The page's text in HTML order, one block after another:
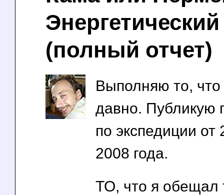
(полный отчет)
Выполняю то,
давно. Публикую
по экспедиции от
2008 года.
ТО, что я обещал